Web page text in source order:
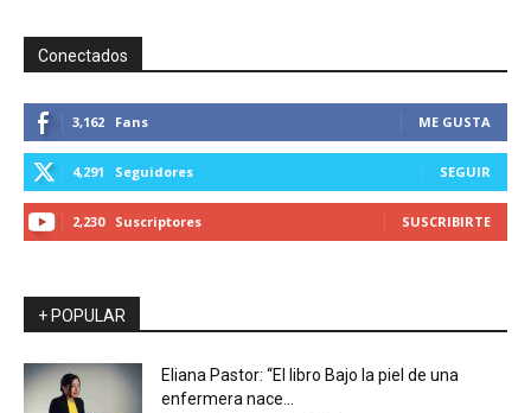
Conectados
3,162 Fans ME GUSTA
4,291 Seguidores SEGUIR
2,230 Suscriptores SUSCRIBIRTE
+ POPULAR
Eliana Pastor: “El libro Bajo la piel de una
enfermera nace...